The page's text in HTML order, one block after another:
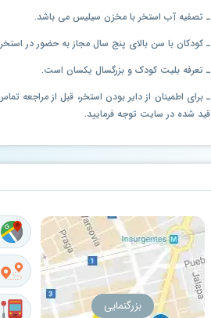
ـ تصفیه آب استخر با مخزن سیلیس می باشد.
ـ کودکان با سن بالای پنج سال مجاز به حضور در
ـ تعرفه بلیت کودک و بزرگسال یکسان است.
ـ برای اطمینان از دایر بودن استخر، قبل از مراجعه
قید شده در سایت توجه فرمایید.
بزرگنمایی